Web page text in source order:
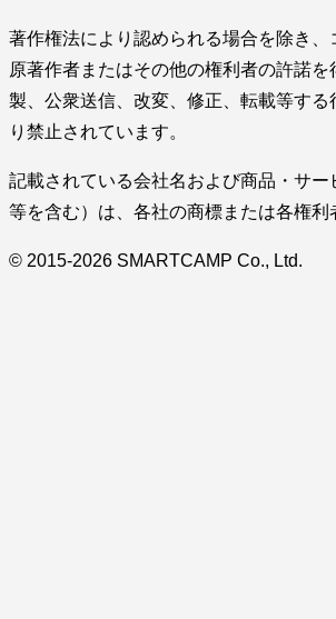
著作権法により認められる場合を除き、
原著作者またはその他の権利者の許諾を
製、公衆送信、改変、修正、転載等する
り禁止されています。
記載されている会社名および商品・サー
等を含む）は、各社の商標または各権利
© 2015-2026 SMARTCAMP Co., Ltd.